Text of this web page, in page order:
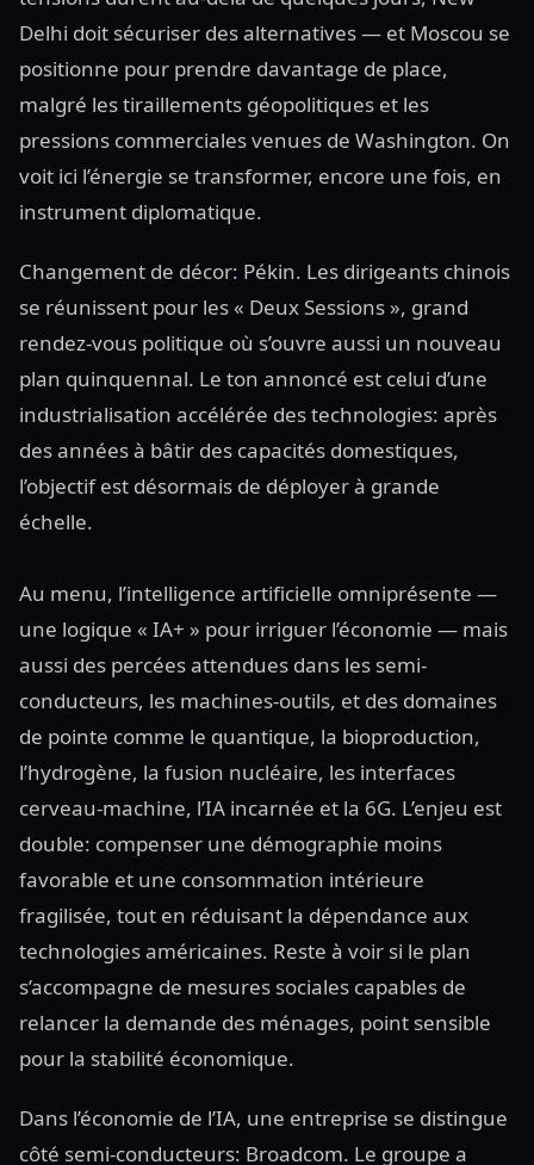
Delhi doit sécuriser des alternatives — et Moscou se
positionne pour prendre davantage de place,
malgré les tiraillements géopolitiques et les
pressions commerciales venues de Washington. On
voit ici l’énergie se transformer, encore une fois, en
instrument diplomatique.
Changement de décor: Pékin. Les dirigeants chinois
se réunissent pour les « Deux Sessions », grand
rendez-vous politique où s’ouvre aussi un nouveau
plan quinquennal. Le ton annoncé est celui d’une
industrialisation accélérée des technologies: après
des années à bâtir des capacités domestiques,
l’objectif est désormais de déployer à grande
échelle.
Au menu, l’intelligence artificielle omniprésente —
une logique « IA+ » pour irriguer l’économie — mais
aussi des percées attendues dans les semi-
conducteurs, les machines-outils, et des domaines
de pointe comme le quantique, la bioproduction,
l’hydrogène, la fusion nucléaire, les interfaces
cerveau-machine, l’IA incarnée et la 6G. L’enjeu est
double: compenser une démographie moins
favorable et une consommation intérieure
fragilisée, tout en réduisant la dépendance aux
technologies américaines. Reste à voir si le plan
s’accompagne de mesures sociales capables de
relancer la demande des ménages, point sensible
pour la stabilité économique.
Dans l’économie de l’IA, une entreprise se distingue
côté semi-conducteurs: Broadcom. Le groupe a